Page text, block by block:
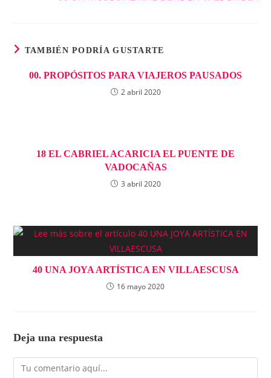
TAMBIÉN PODRÍA GUSTARTE
00. PROPÓSITOS PARA VIAJEROS PAUSADOS
2 abril 2020
18 EL CABRIEL ACARICIA EL PUENTE DE
VADOCAÑAS
3 abril 2020
40 UNA JOYA ARTÍSTICA EN VILLAESCUSA
16 mayo 2020
Deja una respuesta
Comentario